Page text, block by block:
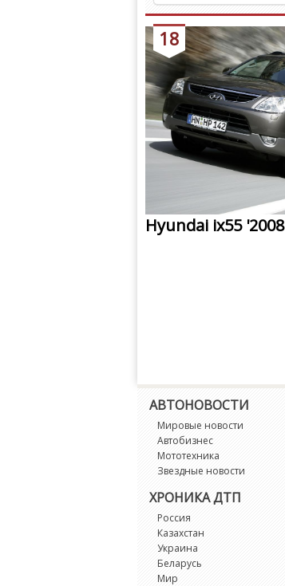
Hyundai ix55 '2008
18
АВТОНОВОСТИ
Мировые новости
Автобизнес
Мототехника
Звездные новости
ХРОНИКА ДТП
Россия
Казахстан
Украина
Беларусь
Мир